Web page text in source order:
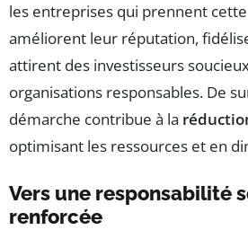
les entreprises qui prennent
améliorent leur réputation,
attirent des investisseurs
organisations responsables. De
démarche contribue à la
optimisant les ressources et en
Vers une responsabilité
renforcée